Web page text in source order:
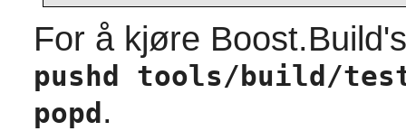
For å kjøre
pushd tools/build/
popd .